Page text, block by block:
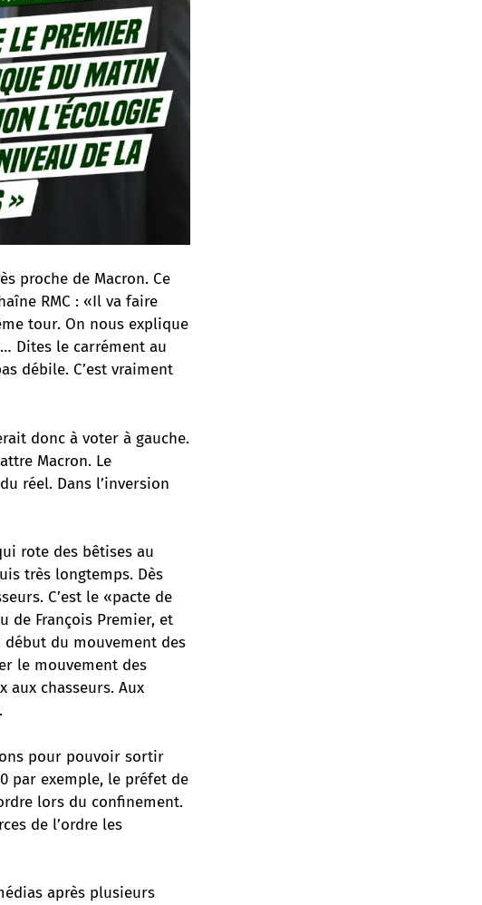
proche de Macron. Ce
RMC : «Il va faire
tour. On nous explique
Dites le carrément au
débile. C’est vraiment
donc à voter à gauche.
Macron. Le
réel. Dans l’inversion
rote des bêtises au
très longtemps. Dès
C’est le «pacte de
de François Premier, et
début du mouvement des
le mouvement des
aux chasseurs. Aux
pour pouvoir sortir
par exemple, le préfet de
lors du confinement.
de l’ordre les
après plusieurs